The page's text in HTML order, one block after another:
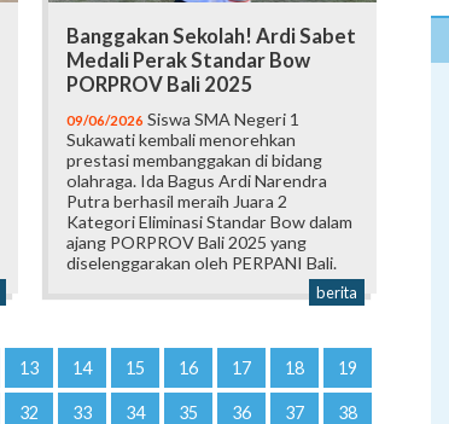
Banggakan Sekolah! Ardi Sabet
Medali Perak Standar Bow
PORPROV Bali 2025
09/06/2026 Siswa SMA Negeri 1
Sukawati kembali menorehkan
prestasi membanggakan di bidang
olahraga. Ida Bagus Ardi Narendra
Putra berhasil meraih Juara 2
Kategori Eliminasi Standar Bow dalam
ajang PORPROV Bali 2025 yang
diselenggarakan oleh PERPANI Bali.
berita
13 14 15 16 17 18 19
32 33 34 35 36 37 38